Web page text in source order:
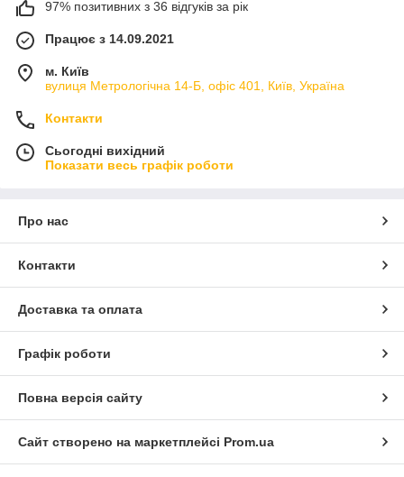
97% позитивних з 36 відгуків за рік
Працює з 14.09.2021
м. Київ
вулиця Метрологічна 14-Б, офіс 401, Київ, Україна
Контакти
Сьогодні вихідний
Показати весь графік роботи
Про нас
Контакти
Доставка та оплата
Графік роботи
Повна версія сайту
Сайт створено на маркетплейсі Prom.ua